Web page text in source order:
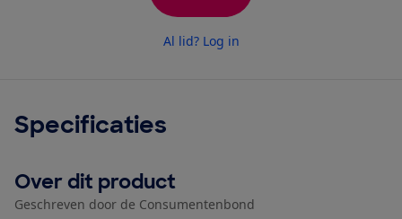
Al lid? Log in
Specificaties
Over dit product
Geschreven door de Consumentenbond